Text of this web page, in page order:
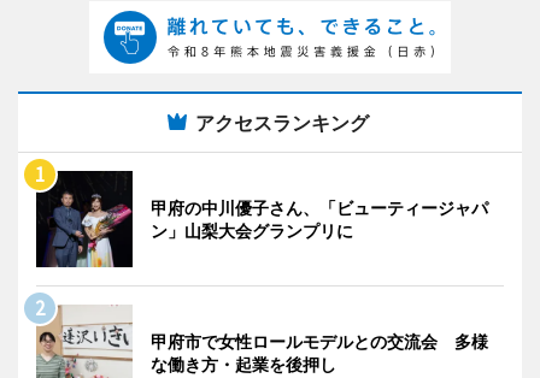
アクセスランキング
甲府の中川優子さん、「ビューティージャパ
ン」山梨大会グランプリに
甲府市で女性ロールモデルとの交流会 多様
な働き方・起業を後押し